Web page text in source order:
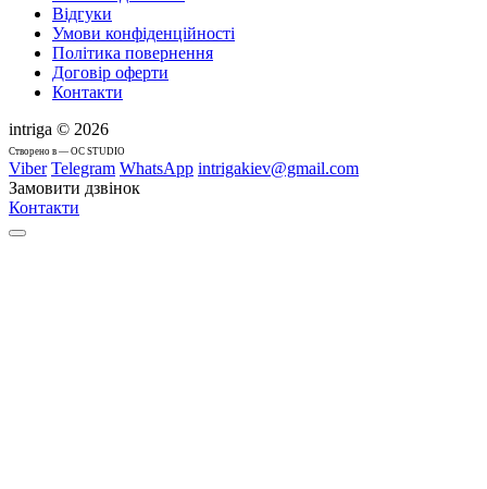
Відгуки
Умови конфіденційності
Політика повернення
Договір оферти
Контакти
intriga © 2026
Cтворено в — OC STUDIO
Viber Telegram WhatsApp intrigakiev@gmail.com
Замовити дзвінок
Контакти